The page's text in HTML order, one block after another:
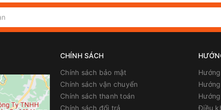
CHÍNH SÁCH
Chính sách bảo mật
Chính sách vận chuyển
Chính sách thanh toán
Chính sách đổi trả
Điều